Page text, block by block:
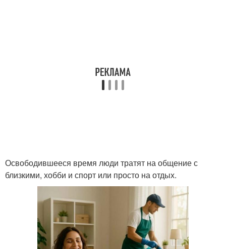
Освободившееся время люди тратят на общение с
близкими, хобби и спорт или просто на отдых.